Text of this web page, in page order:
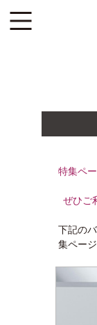
特集ペ
ぜひご
下記の
集ペー